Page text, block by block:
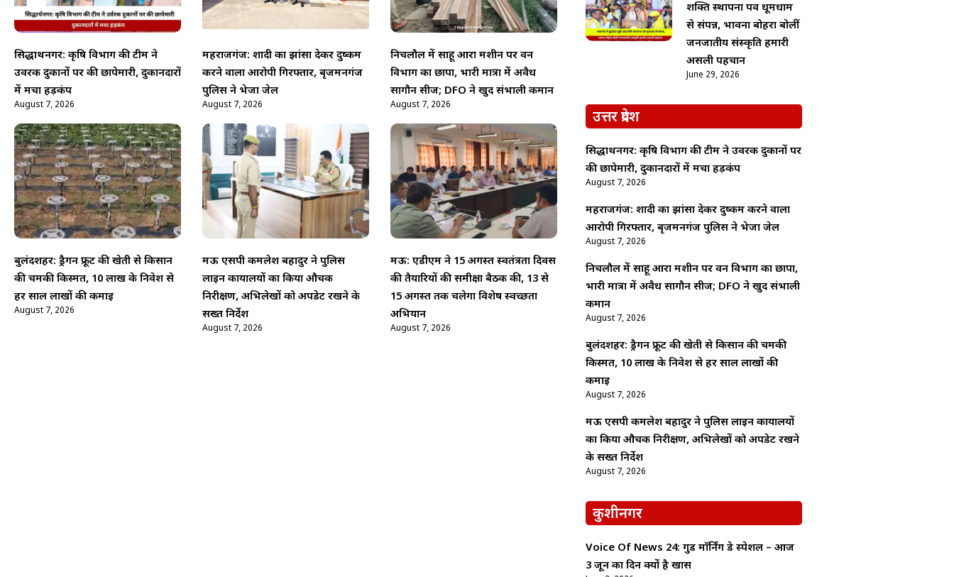
सिद्धार्थनगर: कृषि विभाग की टीम ने
उर्वरक दुकानों पर की छापेमारी, दुकानदारों
में मचा हड़कंप
August 7, 2026
महराजगंज: शादी का झांसा देकर दुष्कर्म
करने वाला आरोपी गिरफ्तार, बृजमनगंज
पुलिस ने भेजा जेल
August 7, 2026
निचलौल में साहू आरा मशीन पर वन
विभाग का छापा, भारी मात्रा में अवैध
सागौन सीज; DFO ने खुद संभाली कमान
August 7, 2026
बुलंदशहर: ड्रैगन फ्रूट की खेती से किसान
की चमकी किस्मत, 10 लाख के निवेश से
हर साल लाखों की कमाई
August 7, 2026
मऊ एसपी कमलेश बहादुर ने पुलिस
लाइन कार्यालयों का किया औचक
निरीक्षण, अभिलेखों को अपडेट रखने के
सख्त निर्देश
August 7, 2026
मऊ: एडीएम ने 15 अगस्त स्वतंत्रता दिवस
की तैयारियों की समीक्षा बैठक की, 13 से
15 अगस्त तक चलेगा विशेष स्वच्छता
अभियान
August 7, 2026
शक्ति स्थापना पर्व धूमधाम
से संपन्न, भावना बोहरा बोलीं
जनजातीय संस्कृति हमारी
असली पहचान
June 29, 2026
उत्तर प्रदेश
सिद्धार्थनगर: कृषि विभाग की टीम ने उर्वरक दुकानों पर
की छापेमारी, दुकानदारों में मचा हड़कंप
August 7, 2026
महराजगंज: शादी का झांसा देकर दुष्कर्म करने वाला
आरोपी गिरफ्तार, बृजमनगंज पुलिस ने भेजा जेल
August 7, 2026
निचलौल में साहू आरा मशीन पर वन विभाग का छापा,
भारी मात्रा में अवैध सागौन सीज; DFO ने खुद संभाली
कमान
August 7, 2026
बुलंदशहर: ड्रैगन फ्रूट की खेती से किसान की चमकी
किस्मत, 10 लाख के निवेश से हर साल लाखों की
कमाई
August 7, 2026
मऊ एसपी कमलेश बहादुर ने पुलिस लाइन कार्यालयों
का किया औचक निरीक्षण, अभिलेखों को अपडेट रखने
के सख्त निर्देश
August 7, 2026
कुशीनगर
Voice Of News 24: गुड माॅर्निंग डे स्पेशल – आज
3 जून का दिन क्यों है खास